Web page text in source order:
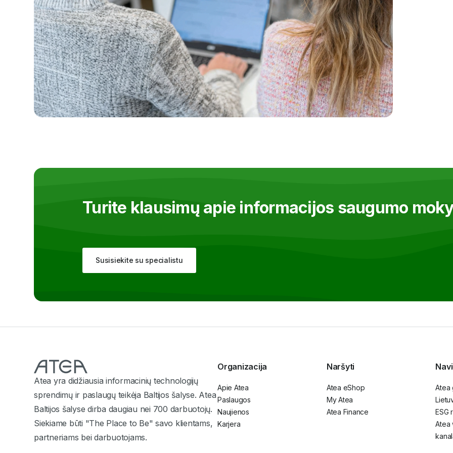
Turite klausimų apie informacijos saugumo
Susisiekite su specialistu
Atea yra didžiausia informacinių technologijų
sprendimų ir paslaugų teikėja Baltijos šalyse. Atea
Baltijos šalyse dirba daugiau nei 700 darbuotojų.
Siekiame būti "The Place to Be" savo klientams,
partneriams bei darbuotojams.
Organizacija
Apie Atea
Paslaugos
Naujienos
Karjera
Naršyti
Atea eShop
My Atea
Atea Finance
Atea
ESG
Atea